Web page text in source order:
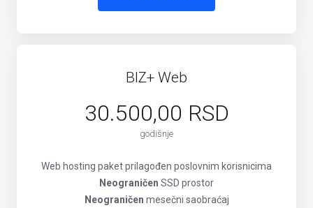
BIZ+ Web
30.500,00 RSD
godišnje
Web hosting paket prilagođen poslovnim korisnicima
Neograničen SSD prostor
Neograničen mesečni saobraćaj